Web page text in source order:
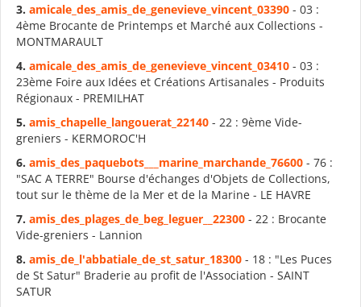
3. amicale_des_ amis _de_genevieve_vincent_03390 - 03 :
4ème Brocante de Printemps et Marché aux Collections -
MONTMARAULT
4. amicale_des_ amis _de_genevieve_vincent_03410 - 03 :
23ème Foire aux Idées et Créations Artisanales - Produits
Régionaux - PREMILHAT
5. amis _chapelle_langouerat_22140 - 22 : 9ème Vide-
greniers - KERMOROC'H
6. amis _des_paquebots___marine_marchande_76600 - 76 :
"SAC A TERRE" Bourse d'échanges d'Objets de Collections,
tout sur le thème de la Mer et de la Marine - LE HAVRE
7. amis _des_plages_de_beg_leguer__22300 - 22 : Brocante
Vide-greniers - Lannion
8. amis _de_l'abbatiale_de_st_satur_18300 - 18 : "Les Puces
de St Satur" Braderie au profit de l'Association - SAINT
SATUR